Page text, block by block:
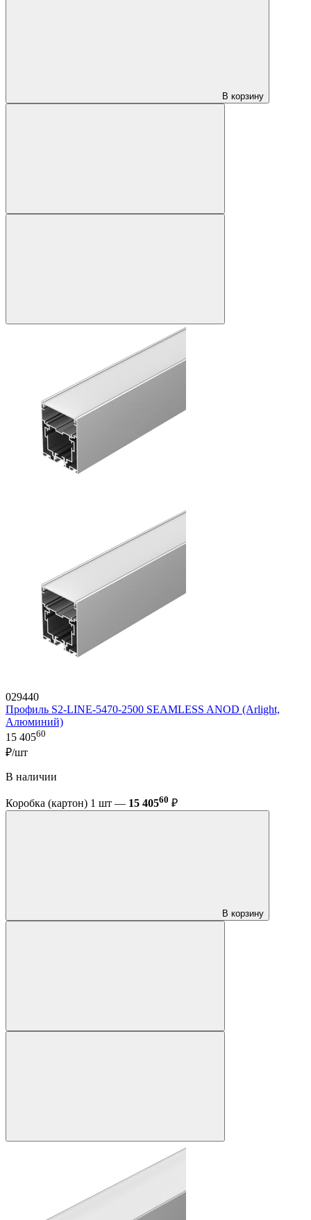
В корзину
029440
Профиль S2-LINE-5470-2500 SEAMLESS ANOD (Arlight,
Алюминий)
15 40560
₽/шт
В наличии
Коробка (картон) 1 шт — 15 40560 ₽
В корзину